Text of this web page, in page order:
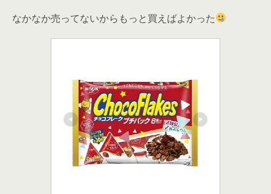
なかなか売ってないからもっと買えばよかった